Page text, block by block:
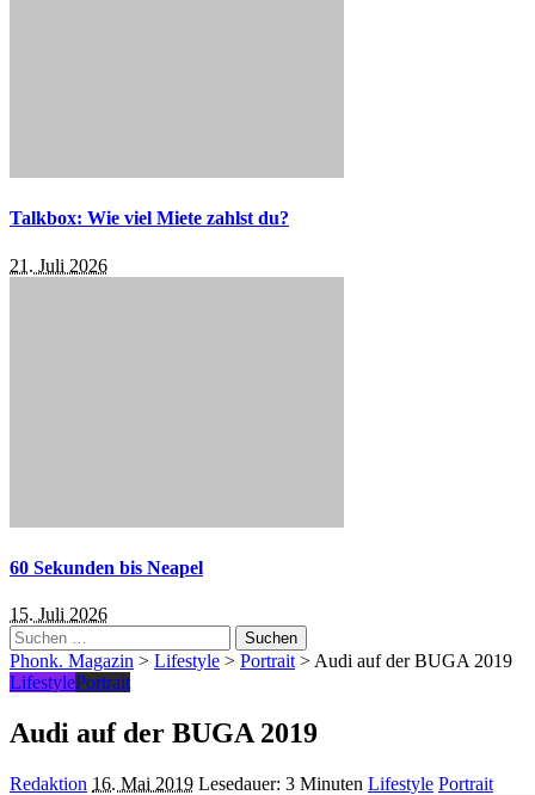
Talkbox: Wie viel Miete zahlst du?
21. Juli 2026
60 Sekunden bis Neapel
15. Juli 2026
Suchen
nach:
Phonk. Magazin > Lifestyle > Portrait > Audi auf der BUGA 2019
LifestylePortrait
Audi auf der BUGA 2019
Posted
Redaktion 16. Mai 2019 Lesedauer: 3 Minuten Lifestyle Portrait